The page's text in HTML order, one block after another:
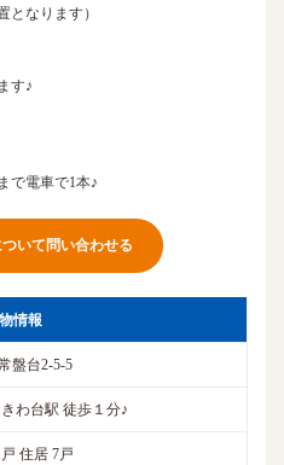
となります）
す♪
電車で1本♪
いて問い合わせる
情報
盤台2-5-5
わ台駅 徒歩１分♪
住居 7戸